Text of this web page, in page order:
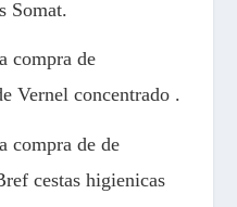
Somat.
compra de
Vernel concentrado .
compra de de
cestas higienicas